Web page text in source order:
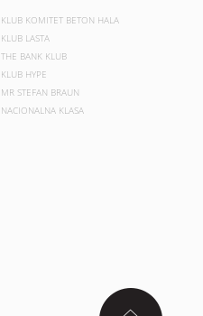
KLUB KOMITET BETON HALA
KLUB LASTA
THE BANK KLUB
KLUB HYPE
MR STEFAN BRAUN
NACIONALNA KLASA